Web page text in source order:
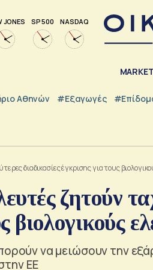
JONES SP 500 NASDAQ
Αθηνών #εξαγωγές
διαδικασίες έγκρισης για τους
ζητούν
βιολογικούς
να μειώσουν την
ΕΕ